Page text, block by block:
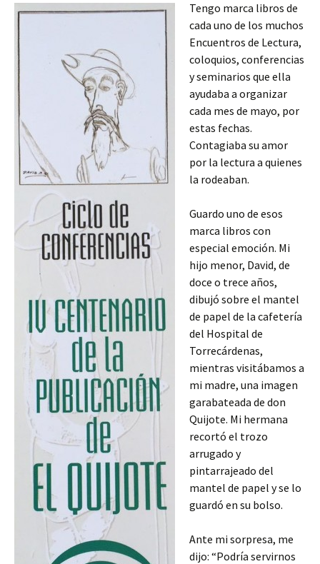
Tengo marca libros de
cada uno de los muchos
Encuentros de Lectura,
coloquios, conferencias
y seminarios que ella
ayudaba a organizar
cada mes de mayo, por
estas fechas.
Contagiaba su amor
por la lectura a quienes
la rodeaban.
Guardo uno de esos
marca libros con
especial emoción. Mi
hijo menor, David, de
doce o trece años,
dibujó sobre el mantel
de papel de la cafetería
del Hospital de
Torrecárdenas,
mientras visitábamos a
mi madre, una imagen
garabateada de don
Quijote. Mi hermana
recortó el trozo
arrugado y
pintarrajeado del
mantel de papel y se lo
guardó en su bolso.
Ante mi sorpresa, me
dijo: “Podría servirnos